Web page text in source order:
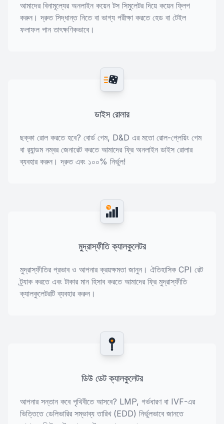
আমাদের বিনামূল্যের অনলাইন কয়েন টস সিমুলেটর দিয়ে কয়েন ফ্লিপ
করুন। দ্রুত সিদ্ধান্ত নিতে বা ভাগ্য পরীক্ষা করতে হেড বা টেইল
ফলাফল পান তাৎক্ষণিকভাবে।
ডাইস রোলার
ছক্কা রোল করতে হবে? বোর্ড গেম, D&D এর মতো রোল-প্লেয়িং গেম
বা র‍্যান্ডম নম্বর জেনারেট করতে আমাদের ফ্রি অনলাইন ডাইস রোলার
ব্যবহার করুন। দ্রুত এবং ১০০% নির্ভুল!
%
মুদ্রাস্ফীতি ক্যালকুলেটর
মুদ্রাস্ফীতির প্রভাব ও আপনার ক্রয়ক্ষমতা জানুন। ঐতিহাসিক CPI রেট
ট্র্যাক করতে এবং টাকার মান হিসাব করতে আমাদের ফ্রি মুদ্রাস্ফীতি
ক্যালকুলেটরটি ব্যবহার করুন।
ডিউ ডেট ক্যালকুলেটর
আপনার সন্তান কবে পৃথিবীতে আসবে? LMP, গর্ভধারণ বা IVF-এর
ভিত্তিতে ডেলিভারির সম্ভাব্য তারিখ (EDD) নির্ভুলভাবে জানতে